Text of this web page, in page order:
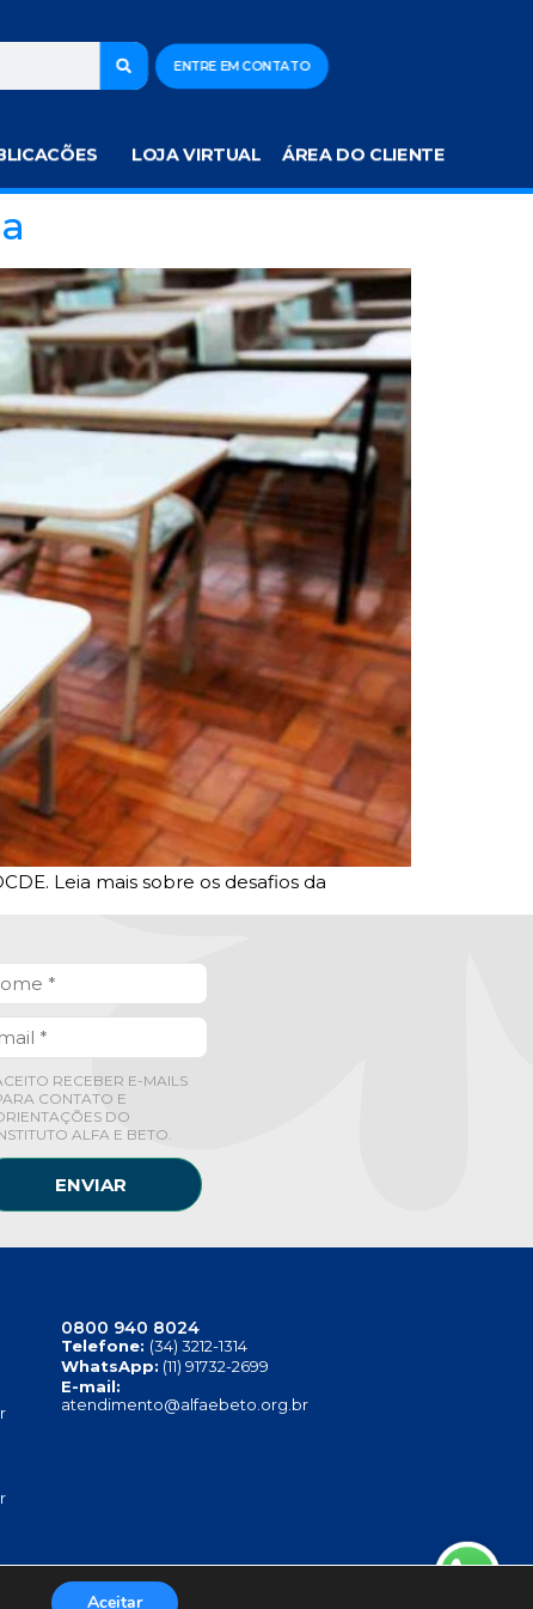
ENTRE EM CONTATO
LOJA VIRTUAL ÁREA DO CLIENTE
Leia mais sobre os desafios da
RECEBER E-MAILS
CONTATO E
DO
ALFA E BETO.
ENVIAR
0800 940 8024
Telefone: (34) 3212-1314
WhatsApp: (11) 91732-2699
E-mail:
atendimento@alfaebeto.org.br
Aceitar